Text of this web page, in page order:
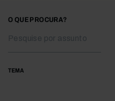
O QUE PROCURA?
TEMA